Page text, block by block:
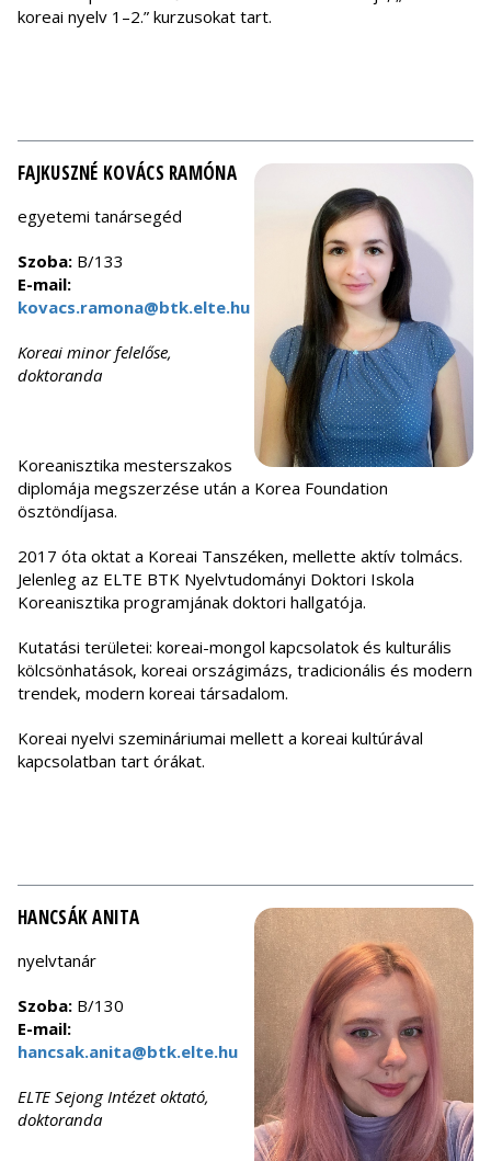
koreai nyelv 1–2.” kurzusokat tart.
FAJKUSZNÉ KOVÁCS RAMÓNA
egyetemi tanársegéd
Szoba: B/133
E-mail:
kovacs.ramona@btk.elte.hu
Koreai minor felelőse,
doktoranda
Koreanisztika mesterszakos
diplomája megszerzése után a Korea Foundation
ösztöndíjasa.
2017 óta oktat a Koreai Tanszéken, mellette aktív tolmács.
Jelenleg az ELTE BTK Nyelvtudományi Doktori Iskola
Koreanisztika programjának doktori hallgatója.
Kutatási területei: koreai-mongol kapcsolatok és kulturális
kölcsönhatások, koreai országimázs, tradicionális és modern
trendek, modern koreai társadalom.
Koreai nyelvi szemináriumai mellett a koreai kultúrával
kapcsolatban tart órákat.
HANCSÁK ANITA
nyelvtanár
Szoba: B/130
E-mail:
hancsak.anita@btk.elte.hu
ELTE Sejong Intézet oktató,
doktoranda